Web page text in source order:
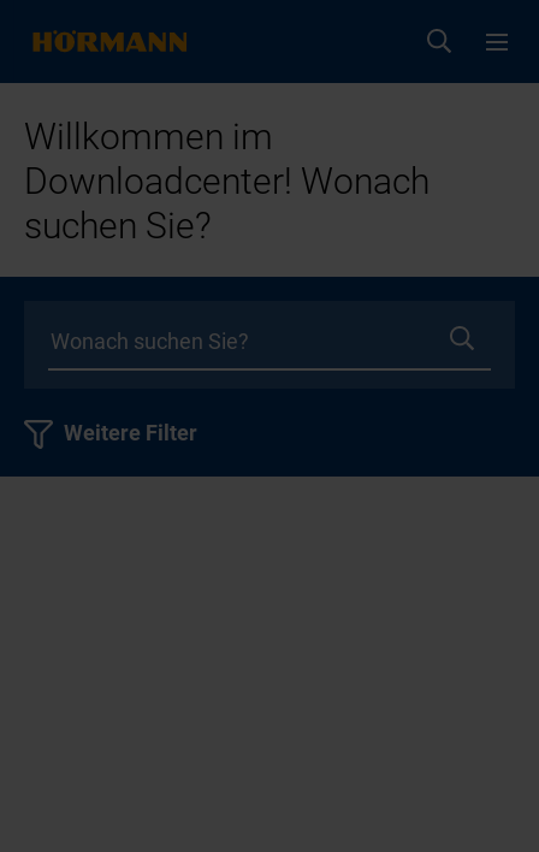
Willkommen im
Downloadcenter! Wonach
suchen Sie?
Weitere Filter